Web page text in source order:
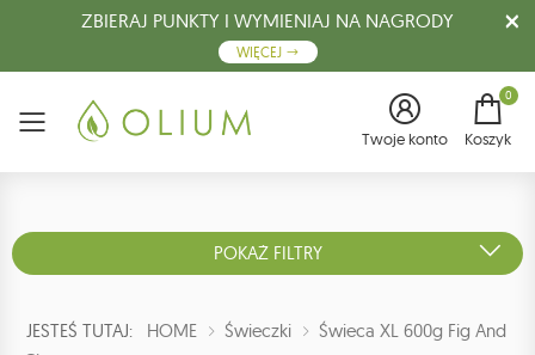
ZBIERAJ PUNKTY I WYMIENIAJ NA NAGRODY
WIĘCEJ
Menu Twoje konto
0
Koszyk
POKAŻ FILTRY
JESTEŚ TUTAJ: HOME Świeczki
Świeca XL 600g Fig And